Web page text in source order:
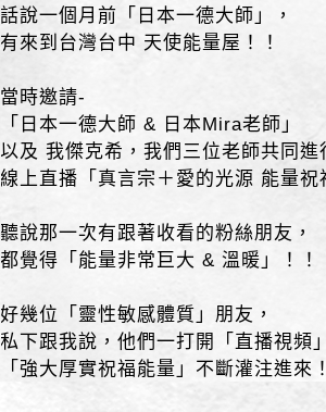
話說一個月前「日本一德大師」，
有來到台灣台中 天使能量屋！！
當時邀請-
「日本一德大師 & 日本Mira老師」
以及 我傑克希，我們三位老師共同進
線上直播「真言宗＋愛的光源 能量祝
聽說那一次有跟著收看的粉絲朋友，
都覺得「能量非常巨大 & 溫暖」！！
好幾位「靈性敏感體質」朋友，
私下跟我說，他們一打開「直播視頻
「強大厚實祝福能量」不斷灌注進來